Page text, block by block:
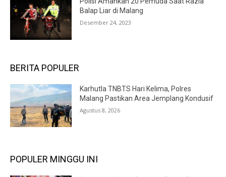
Balap Liar di Malang
Desember 24, 2023
BERITA POPULER
Karhutla TNBTS Hari Kelima, Polres
Malang Pastikan Area Jemplang Kondusif
Agustus 8, 2026
POPULER MINGGU INI